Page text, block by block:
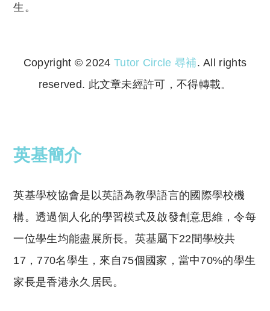
生。
Copyright © 2024 Tutor Circle 尋補. All rights
reserved. 此文章未經許可，不得轉載。
英基簡介
英基學校協會是以英語為教學語言的國際學校機
構。透過個人化的學習模式及啟發創意思維，令每
一位學生均能盡展所長。英基屬下22間學校共
17，770名學生，來自75個國家，當中70%的學生
家長是香港永久居民。